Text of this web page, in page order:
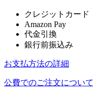
クレジットカード
Amazon Pay
代金引換
銀行前振込み
お支払方法の詳細
公費でのご注文について